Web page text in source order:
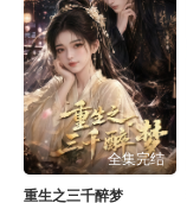
全集完结
重生之三千醉梦